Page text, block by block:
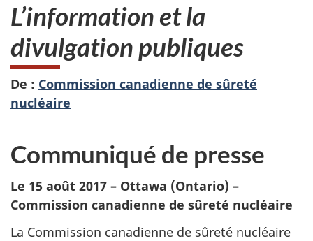
L’information et la
divulgation publiques
De : Commission canadienne de sûreté
nucléaire
Communiqué de presse
Le 15 août 2017 – Ottawa (Ontario) –
Commission canadienne de sûreté nucléaire
La Commission canadienne de sûreté nucléaire